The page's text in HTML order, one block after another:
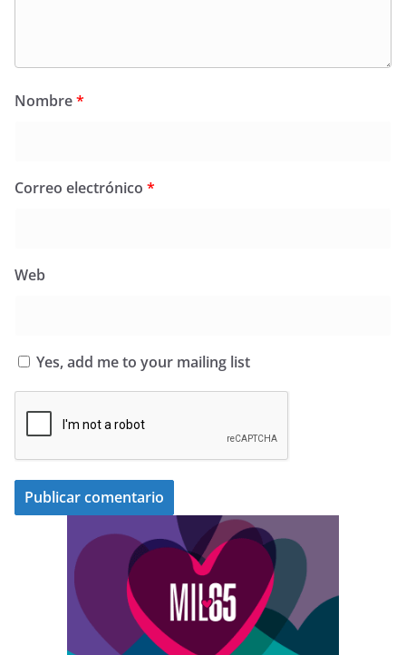
Nombre*
Correo electrónico *
Web
Yes, add me to your mailing list